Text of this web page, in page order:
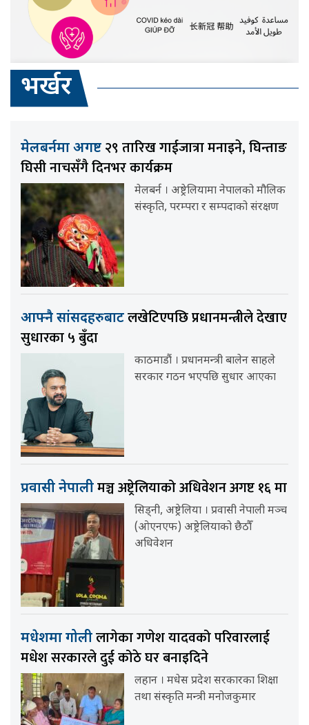
भर्खर
मेलबर्नमा अगष्ट २९ तारिख गाईजात्रा मनाइने, घिन्ताङ
घिसी नाचसँगै दिनभर कार्यक्रम
मेलबर्न । अष्ट्रेलियामा नेपालको मौलिक
संस्कृति, परम्परा र सम्पदाको संरक्षण
आफ्नै सांसदहरुबाटलखेटिएपछि प्रधानमन्त्रीले देखाए
सुधारका ५ बुँदा
काठमाडौं । प्रधानमन्त्री बालेन साहले
सरकार गठन भएपछि सुधार आएका
प्रवासी नेपालीमञ्च अष्ट्रेलियाको अधिवेशन अगष्ट १६ मा
सिड्नी, अष्ट्रेलिया । प्रवासी नेपाली मञ्च
(ओएनएफ) अष्ट्रेलियाको छैठौँ
अधिवेशन
मधेशमा गोलीलागेका गणेश यादवको परिवारलाई
मधेश सरकारले दुई कोठे घर बनाइदिने
लहान । मधेस प्रदेश सरकारका शिक्षा
तथा संस्कृति मन्त्री मनोजकुमार